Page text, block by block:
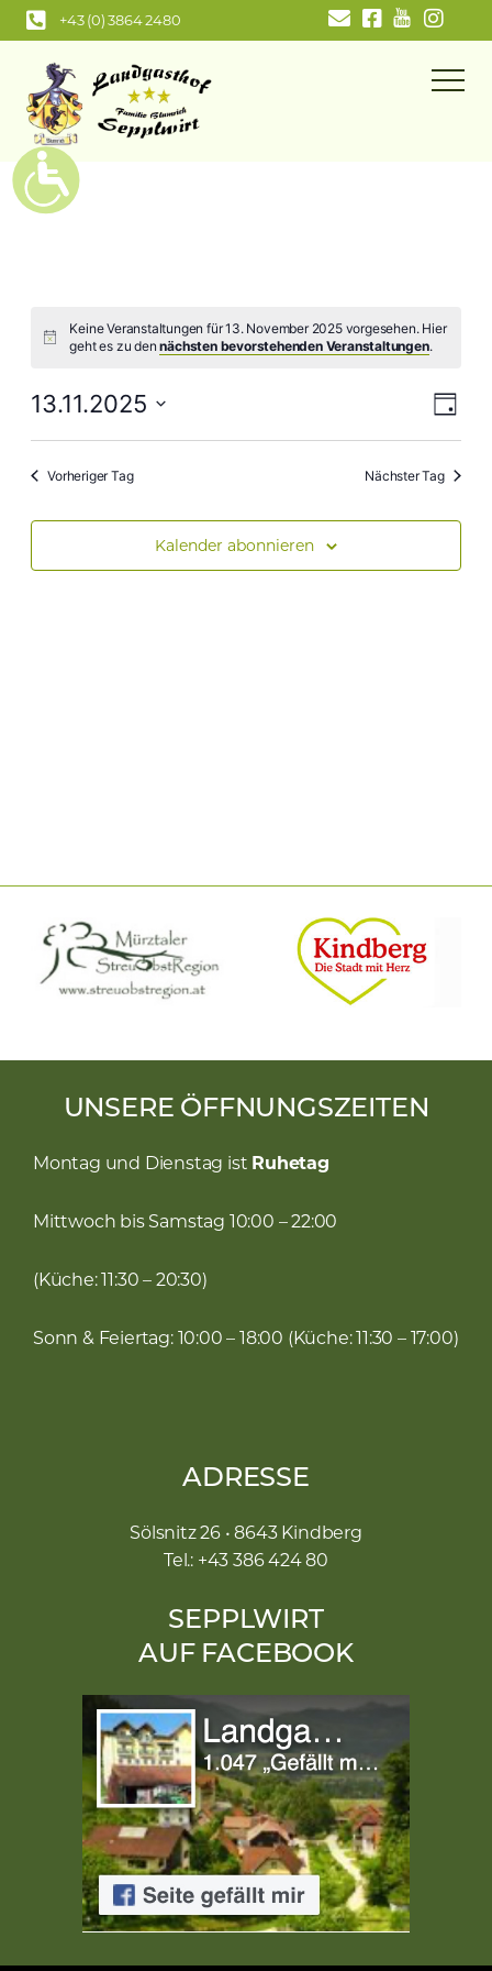
Zum
Inhalt
springen
+43 (0) 3864 2480
Keine Veranstaltungen für 13. November 2025 vorgesehen. Hier
geht es zu dennächsten bevorstehenden Veranstaltungen.
Tag
13.11.2025
Vorheriger Tag Nächster Tag
Kalender abonnieren
UNSERE ÖFFNUNGSZEITEN
Montag und Dienstag ist Ruhetag
Mittwoch bis Samstag 10:00 – 22:00
(Küche: 11:30 – 20:30)
Sonn & Feiertag: 10:00 – 18:00 (Küche: 11:30 – 17:00)
ADRESSE
Sölsnitz 26 • 8643 Kindberg
Tel.: +43 386 424 80
SEPPLWIRT
AUF FACEBOOK